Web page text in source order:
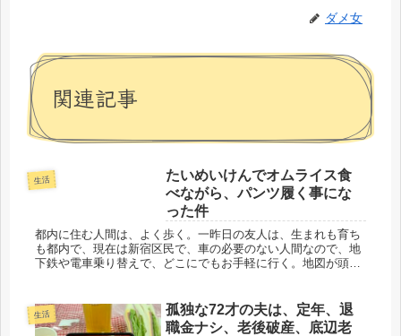
ダメ女
関連記事
生活
たいめいけんでオムライス食
べながら、パンツ履く事にな
った件
都内に住む人間は、よく歩く。一昨日の友人は、生まれも育ち
も都内で、現在は新宿区民で、車の必要のない人間なので、地
下鉄や電車乗り替えで、どこにでもお手軽に行く。地図が頭に
生活
孤独な72才の夫は、定年、退
職金ナシ、老後破産、底辺老